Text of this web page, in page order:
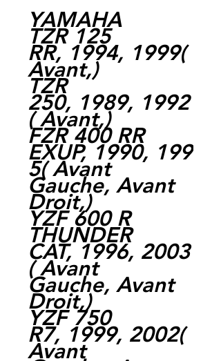
YAMAHA
TZR 125
RR, 1994, 1999(
Avant,)
TZR
250, 1989, 1992
( Avant,)
FZR 400 RR
EXUP, 1990, 199
5( Avant
Gauche, Avant
Droit,)
YZF 600 R
THUNDER
CAT, 1996, 2003
( Avant
Gauche, Avant
Droit,)
YZF 750
R7, 1999, 2002(
Avant